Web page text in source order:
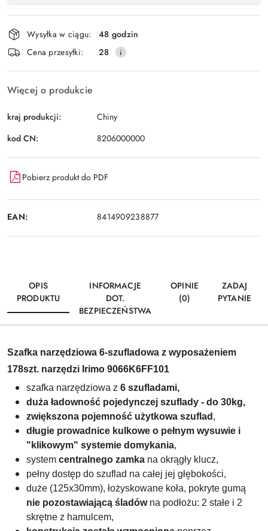
płatność
i
dostawa
Wysyłka w ciągu:
48 godzin
Cena przesyłki:
28
Więcej o produkcie
kraj produkcji:
Chiny
kod CN:
8206000000
Pobierz produkt do PDF
EAN: 8414909238877
OPIS
PRODUKTU
INFORMACJE
DOT.
BEZPIECZEŃSTWA
OPINIE
(0)
ZADAJ
PYTANIE
Szafka narzędziowa 6-szufladowa z wyposażeniem
178szt. narzędzi Irimo 9066K6FF101
szafka narzędziowa z 6 szufladami,
duża ładowność pojedynczej szuflady - do 30kg,
zwiększona pojemność użytkowa szuflad ,
długie prowadnice kulkowe o pełnym wysuwie i
"klikowym" systemie domykania,
system centralnego zamka na okrągły klucz,
pełny dostęp do szuflad na całej jej głębokości,
duże (125x30mm), łożyskowane koła, pokryte gumą
nie pozostawiającą śladówna podłożu: 2 stałe i 2
skrętne z hamulcem,